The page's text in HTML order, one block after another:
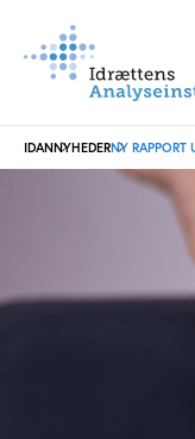
IDANNYHEDERNY RAPPORT